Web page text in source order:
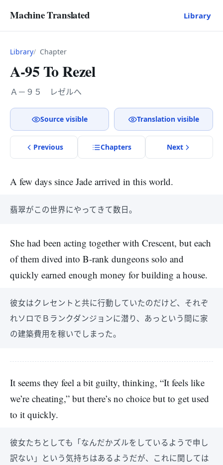
Machine Translated Library
Library Chapter
A-95 To Rezel
Ａ－９５ レゼルへ
Source visible Translation visible
Previous Chapters Next
A few days since Jade arrived in this world.
翡翠がこの世界にやってきて数日。
She had been acting together with Crescent, but each
of them dived into B-rank dungeons solo and
quickly earned enough money for building a house.
彼女はクレセントと共に行動していたのだけど、それぞ
れソロでＢランクダンジョンに潜り、あっという間に家
の建築費用を稼いでしまった。
It seems they feel a bit guilty, thinking, “It feels like
we’re cheating,” but there’s no choice but to get used
to it quickly.
彼女たちとしても「なんだかズルをしているようで申し
訳ない」という気持ちはあるようだが、これに関しては